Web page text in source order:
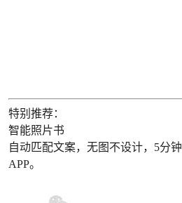
特别推荐：
智能照片书
自动匹配文案，无图不设计，5分
APP。